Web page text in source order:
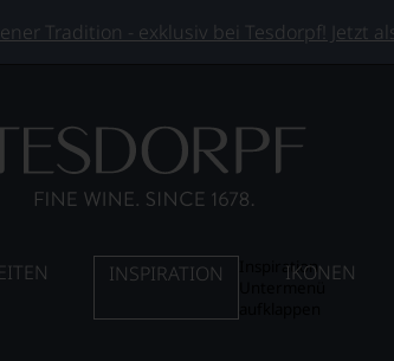
Tradition - exklusiv bei Tesdorpf! Jetzt
INSPIRATION
InspirationIKONEN